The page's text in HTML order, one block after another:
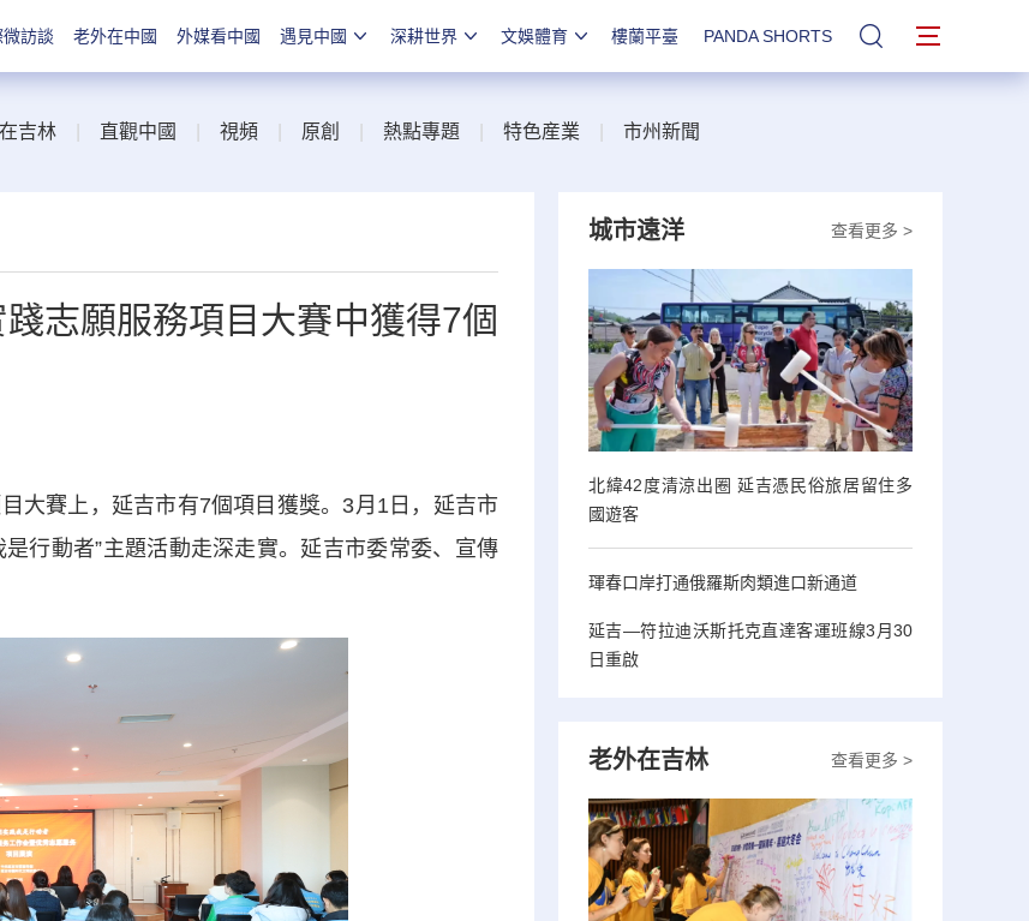
微訪談 老外在中國 外媒看中國 遇見中國 深耕世界 文娛體育 樓蘭平臺 PANDA SHORTS 站內搜索
吉林 直觀中國 視頻 原創 熱點專題 特色産業 市州新聞
志願服務項目大賽中獲得7個
賽上，延吉市有7個項目獲獎。3月1日，延吉市
行動者”主題活動走深走實。延吉市委常委、宣傳
查看更多 >
城市遠洋
北緯42度清涼出圈 延吉憑民俗旅居留住多
國遊客
琿春口岸打通俄羅斯肉類進口新通道
延吉—符拉迪沃斯托克直達客運班線3月30
日重啟
查看更多 >
老外在吉林